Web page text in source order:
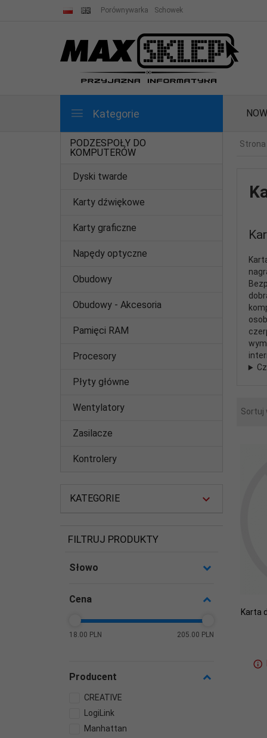
Porównywarka Schowek
Kategorie
PODZESPOŁY DO
KOMPUTERÓW
Dyski twarde
Karty dźwiękowe
Karty graficzne
Napędy optyczne
Obudowy
Obudowy - Akcesoria
Pamięci RAM
Procesory
Płyty główne
Wentylatory
Zasilacze
Kontrolery
KATEGORIE
FILTRUJ PRODUKTY
Słowo
Cena
18.00 PLN 205.00 PLN
Producent
CREATIVE
LogiLink
Manhattan
Strona
Sortuj
Karta